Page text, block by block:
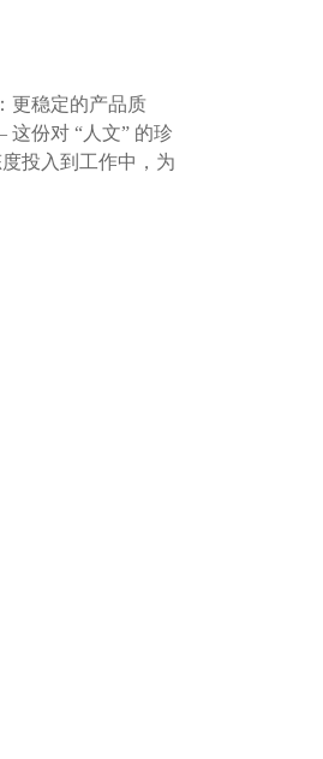
更稳定的产品质
份对 “人文” 的珍
投入到工作中，为